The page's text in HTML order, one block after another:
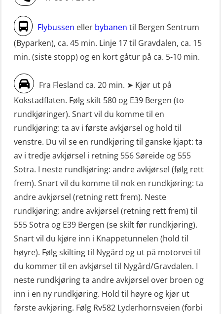
Livbåtfører fritt fall FF48 repetisjon
(OSE1471)
Livbåtfører grunnkurs m/E-læring
Livbåtfører grunnkurs m/E-læring
FF1200 simulator (OSEBLE007)
Livbåtfører grunnkurs m/E-læring
FF48 og FF1000D (OSEBLE004)
Livbåtfører grunnkurs m/E-læring
Konvensjonell livbåt (OSEBLE005)
Livbåtfører konvensjonell livbåt –
grunnleggende (OSE135)
Livbåtfører konvensjonell repetisjon
(OSE1361)
Livbåtfører konvertering til FF48 inkl.
repetisjon (OSE106)
Livbåtfører sliskelivbåt repetisjon
(OSE1301)
STCW oppgradering for
maskinoffiserer uten fartstid 66 t
(MBS125)
Sikkerhetskurs for ansatte på
oppdrettsanlegg (LBS100)
Sjøfolk med særskilte sikringsplikter
(MBS1191)
Ulykkesgransking – Webinar (LSP103)
VHF / SRC 2 dager (ORC104)
Videregående sikkerhetsopplæring
for skipsoffiserer (MBS100)
Flybussen eller bybanen til Bergen Sentrum
(Byparken), ca. 45 min. Linje 17 til Gravdalen, ca. 15
min. (siste stopp) og en kort gåtur på ca. 5-10 min.
Fra Flesland ca. 20 min. ➤ Kjør ut på
Kokstadflaten. Følg skilt 580 og E39 Bergen (to
rundkjøringer). Snart vil du komme til en
rundkjøring: ta av i første avkjørsel og hold til
venstre. Du vil se en rundkjøring til ganske kjapt: ta
av i tredje avkjørsel i retning 556 Søreide og 555
Sotra. I neste rundkjøring: andre avkjørsel (følg rett
frem). Snart vil du komme til nok en rundkjøring: ta
andre avkjørsel (retning rett frem). Neste
rundkjøring: andre avkjørsel (retning rett frem) til
555 Sotra og E39 Bergen (se skilt før rundkjøring).
Snart vil du kjøre inn i Knappetunnelen (hold til
høyre). Følg skilting til Nygård og ut på motorvei til
du kommer til en avkjørsel til Nygård/Gravdalen. I
neste rundkjøring ta andre avkjørsel over broen og
inn i en ny rundkjøring. Hold til høyre og kjør ut
første avkjøring. Følg Rv582 Lyderhornsveien (forbi